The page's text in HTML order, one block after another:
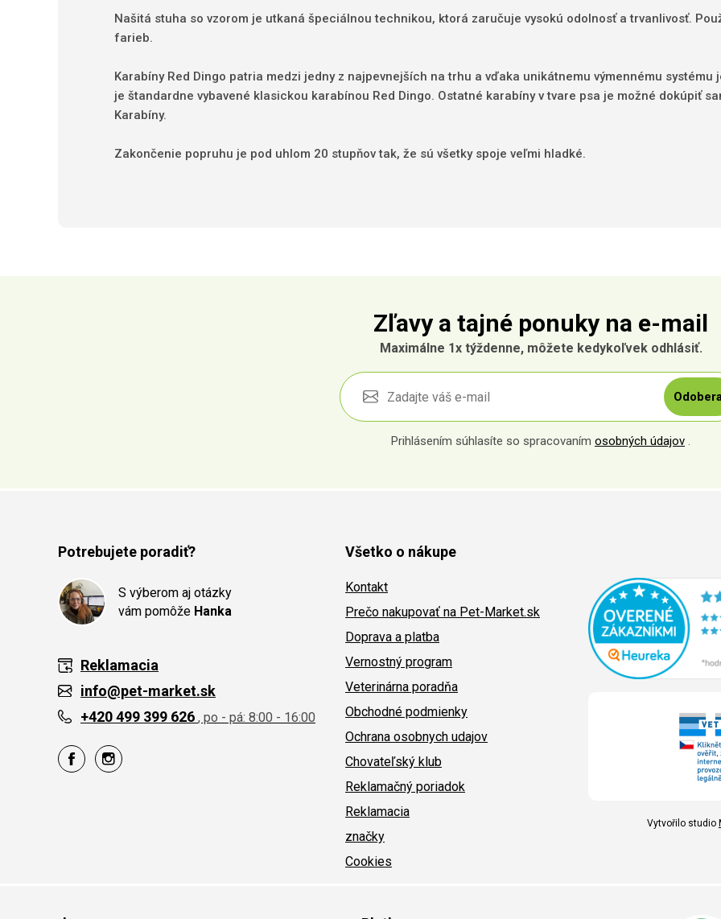
Našitá stuha so vzorom je utkaná špeciálnou technikou, ktorá zaručuje vysokú odolnosť a trvanlivosť.
farieb.
Karabíny Red Dingo patria medzi jedny z najpevnejších na trhu a vďaka unikátnemu výmennému
je štandardne vybavené klasickou karabínou Red Dingo. Ostatné karabíny v tvare psa je možné dokúpiť
Karabíny.
Zakončenie popruhu je pod uhlom 20 stupňov tak, že sú všetky spoje veľmi hladké.
Zľavy a tajné ponuky na e-mail
Maximálne 1x týždenne, môžete kedykoľvek odhlásiť.
Prihlásením súhlasíte so spracovaním osobných údajov .
Potrebujete poradiť?
S výberom aj otázky
vám pomôže Hanka
Reklamacia
info@pet-market.sk
+420 499 399 626 , po - pá: 8:00 - 16:00
Všetko o nákupe
Kontakt
Prečo nakupovať na Pet-Market.sk
Doprava a platba
Vernostný program
Veterinárna poradňa
Obchodné podmienky
Ochrana osobnych udajov
Chovateľský klub
Reklamačný poriadok
Reklamacia
značky
Cookies
Vytvořilo studio